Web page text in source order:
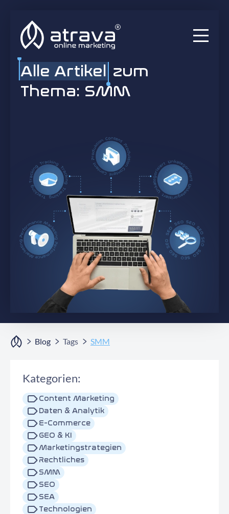
Services
Ratgeber
Projekte
Über uns
Kontaktieren Sie uns
Alle Artikel
zum
Thema: SMM
Blog Tags SMM
Kategorien:
Content Marketing
Daten & Analytik
E-Commerce
GEO & KI
Marketingstrategien
Rechtliches
SMM
SEO
SEA
Technologien